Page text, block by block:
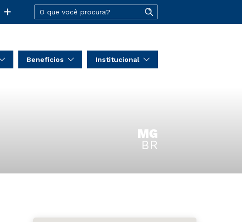
Benefícios Institucional
MG
BR